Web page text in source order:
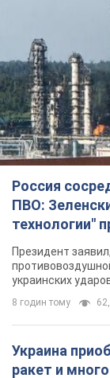
Россия
ПВО:
технологии"
Президент
украинских
8 годин тому
Украина
ракет и